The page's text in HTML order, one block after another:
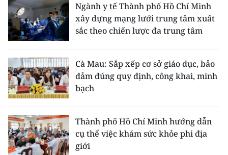
Ngành y tế Thành phố Hồ Chí Minh
xây dựng mạng lưới trung tâm xuất
sắc theo chiến lược đa trung tâm
Cà Mau: Sắp xếp cơ sở giáo dục, bảo
đảm đúng quy định, công khai, minh
bạch
Thành phố Hồ Chí Minh hướng dẫn
cụ thể việc khám sức khỏe phi địa
giới